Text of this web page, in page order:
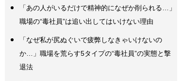
「あの人がいるだけで精神的になぜか削られる…」
職場の“毒社員”は追い出してはいけない理由
「なぜ私が尻ぬぐいで疲弊しなきゃいけないの
か…」職場を荒らす5タイプの“毒社員”の実態と撃
退法